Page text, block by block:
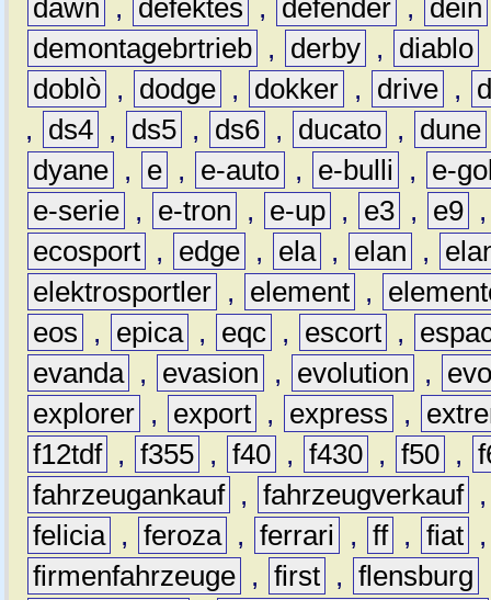
dawn , defektes , defender , dein
demontagebrtrieb , derby , diablo
doblò , dodge , dokker , drive ,
,
ds4 , ds5 , ds6 , ducato , dune
dyane , e , e-auto , e-bulli ,
e-
e-serie , e-tron , e-up , e3 , e9
ecosport , edge , ela , elan ,
elektrosportler , element ,
eos
, epica , eqc , escort ,
evanda , evasion , evolution ,
explorer , export , express ,
f12tdf , f355 , f40 , f430 , f50 ,
fahrzeugankauf , fahrzeugverkauf
felicia , feroza , ferrari , ff , fiat
firmenfahrzeuge , first , flensburg